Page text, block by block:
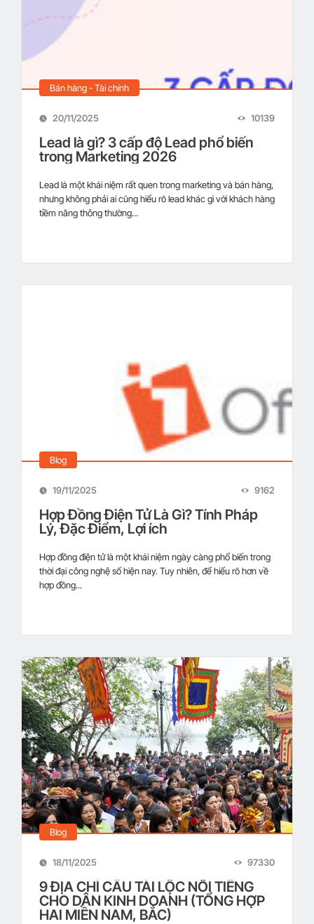
Bán hàng - Tài chính
20/11/2025 10139
Lead là gì? 3 cấp độ Lead phổ biến
trong Marketing 2026
Lead là một khái niệm rất quen trong marketing và bán hàng,
nhưng không phải ai cũng hiểu rõ lead khác gì với khách hàng
tiềm năng thông thường...
Blog
19/11/2025 9162
Hợp Đồng Điện Tử Là Gì? Tính Pháp
Lý, Đặc Điểm, Lợi ích
Hợp đồng điện tử là một khái niệm ngày càng phổ biến trong
thời đại công nghệ số hiện nay. Tuy nhiên, để hiểu rõ hơn về
hợp đồng...
Blog
18/11/2025 97330
9 ĐỊA CHỈ CẦU TÀI LỘC NỔI TIẾNG
CHO DÂN KINH DOANH (TỔNG HỢP
HAI MIỀN NAM, BẮC)